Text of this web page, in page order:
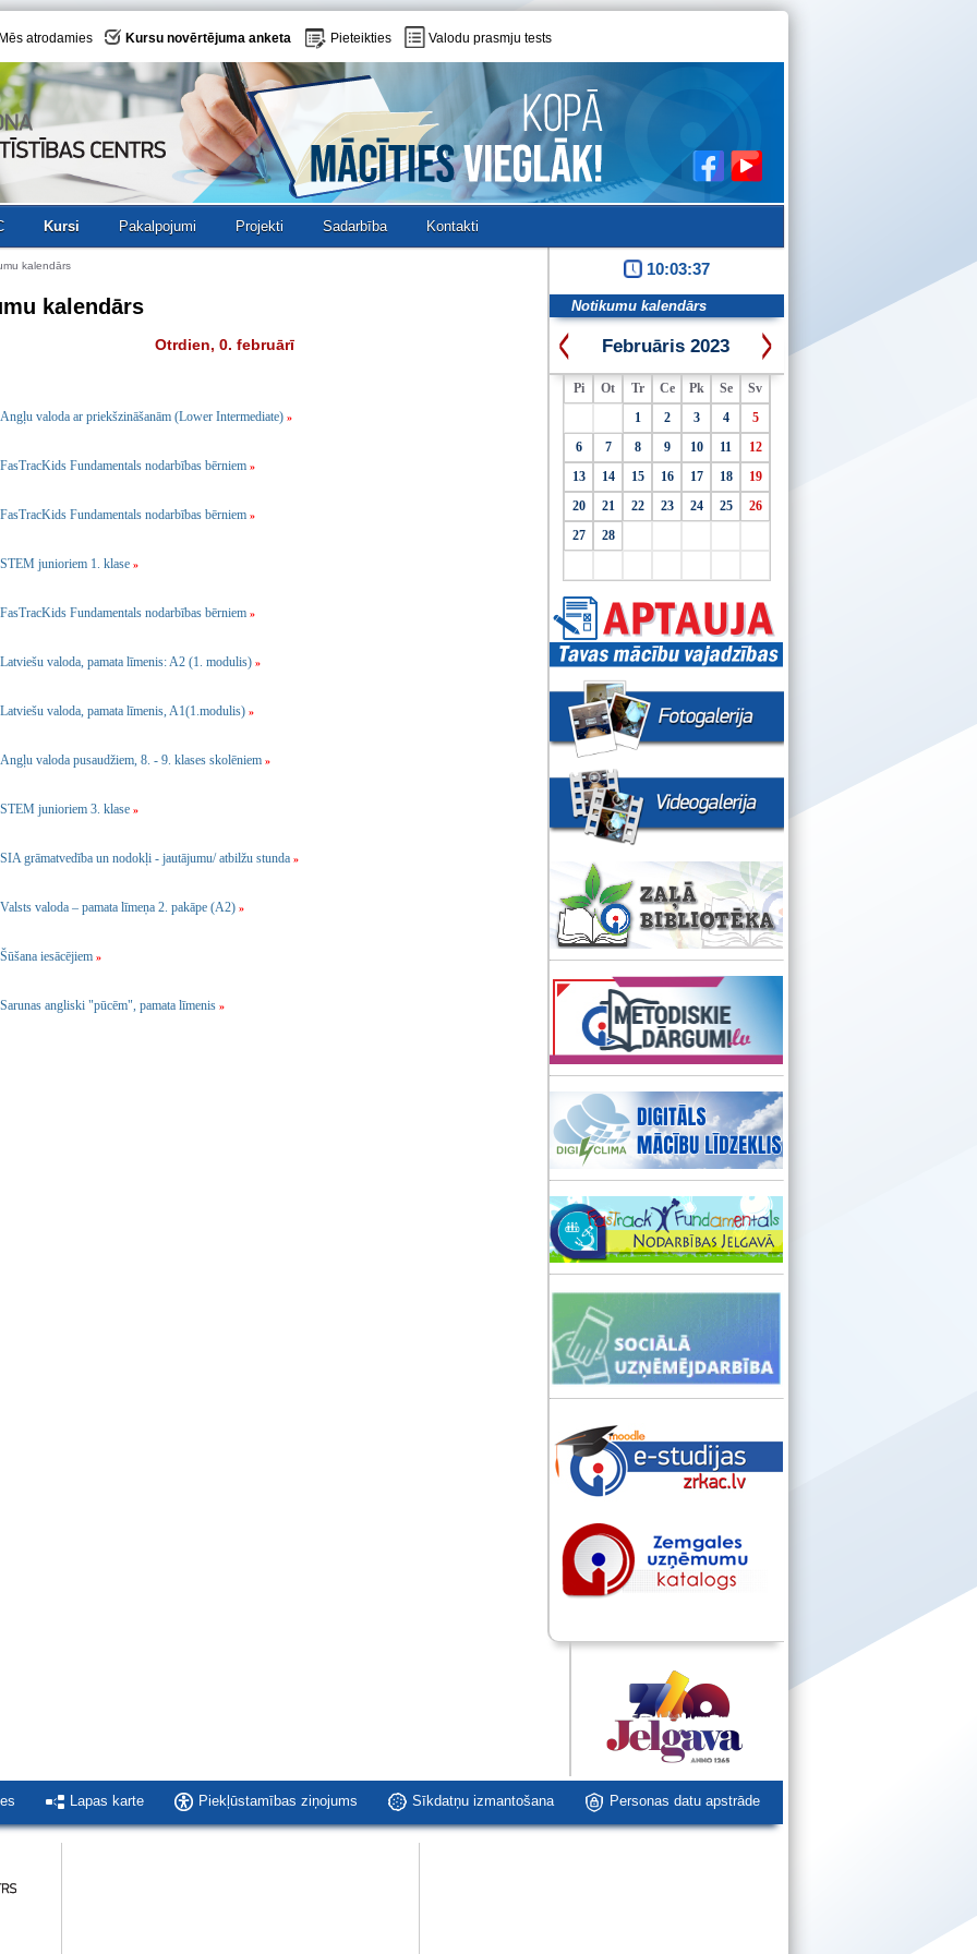
Mēs atrodamies Kursu novērtējuma anketa Pieteikties Valodu prasmju tests
Kursi Pakalpojumi Projekti Sadarbība Kontakti
kalendārs
kalendārs
Otrdien, 0. februārī
Angļu valoda ar priekšzināšanām (Lower Intermediate) »
FasTracKids Fundamentals nodarbības bērniem »
FasTracKids Fundamentals nodarbības bērniem »
STEM junioriem 1. klase »
FasTracKids Fundamentals nodarbības bērniem »
Latviešu valoda, pamata līmenis: A2 (1. modulis) »
Latviešu valoda, pamata līmenis, A1(1.modulis) »
Angļu valoda pusaudžiem, 8. - 9. klases skolēniem »
STEM junioriem 3. klase »
SIA grāmatvedība un nodokļi - jautājumu/ atbilžu stunda »
Valsts valoda – pamata līmeņa 2. pakāpe (A2) »
Šūšana iesācējiem »
Sarunas angliski "pūcēm", pamata līmenis »
10:03:38
Notikumu kalendārs
Februāris 2023
Pi Ot Tr Ce Pk Se
Sv
1
2 3 4
5
6
7 8 9 10 11
12
13
14 15 16 17 18
19
20
21 22 23 24 25
26
27
28
Lapas karte Piekļūstamības ziņojums Sīkdatņu izmantošana Personas datu apstrāde